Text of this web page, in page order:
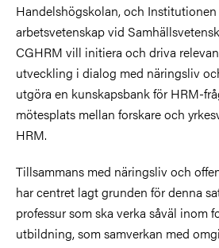
Handelshögskolan, och
arbetsvetenskap vid
CGHRM vill initiera och driva
utveckling i dialog med näringsliv
utgöra en kunskapsbank för HRM-
mötesplats mellan forskare och
HRM.
Tillsammans med näringsliv och
har centret lagt grunden för denna
professur som ska verka såväl inom
utbildning, som samverkan med